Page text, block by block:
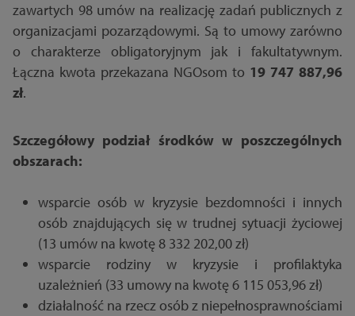
zawartych 98 umów na realizację zadań publicznych z
organizacjami pozarządowymi. Są to umowy zarówno
o charakterze obligatoryjnym jak i fakultatywnym.
Łączna kwota przekazana NGOsom to 19 747 887,96
zł.
Szczegółowy podział środków w poszczególnych
obszarach:
wsparcie osób w kryzysie bezdomności i innych
osób znajdujących się w trudnej sytuacji życiowej
(13 umów na kwotę 8 332 202,00 zł)
wsparcie rodziny w kryzysie i profilaktyka
uzależnień (33 umowy na kwotę 6 115 053,96 zł)
działalność na rzecz osób z niepełnosprawnościami